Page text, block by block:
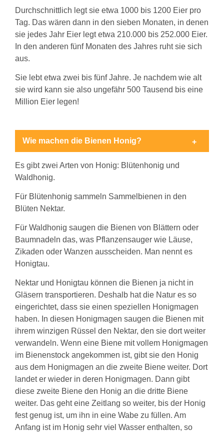
Durchschnittlich legt sie etwa 1000 bis 1200 Eier pro
Tag. Das wären dann in den sieben Monaten, in denen
sie jedes Jahr Eier legt etwa 210.000 bis 252.000 Eier.
In den anderen fünf Monaten des Jahres ruht sie sich
aus.
Sie lebt etwa zwei bis fünf Jahre. Je nachdem wie alt
sie wird kann sie also ungefähr 500 Tausend bis eine
Million Eier legen!
Wie machen die Bienen Honig?
Es gibt zwei Arten von Honig: Blütenhonig und
Waldhonig.
Für Blütenhonig sammeln Sammelbienen in den
Blüten Nektar.
Für Waldhonig saugen die Bienen von Blättern oder
Baumnadeln das, was Pflanzensauger wie Läuse,
Zikaden oder Wanzen ausscheiden. Man nennt es
Honigtau.
Nektar und Honigtau können die Bienen ja nicht in
Gläsern transportieren. Deshalb hat die Natur es so
eingerichtet, dass sie einen speziellen Honigmagen
haben. In diesen Honigmagen saugen die Bienen mit
ihrem winzigen Rüssel den Nektar, den sie dort weiter
verwandeln. Wenn eine Biene mit vollem Honigmagen
im Bienenstock angekommen ist, gibt sie den Honig
aus dem Honigmagen an die zweite Biene weiter. Dort
landet er wieder in deren Honigmagen. Dann gibt
diese zweite Biene den Honig an die dritte Biene
weiter. Das geht eine Zeitlang so weiter, bis der Honig
fest genug ist, um ihn in eine Wabe zu füllen. Am
Anfang ist im Honig sehr viel Wasser enthalten, so